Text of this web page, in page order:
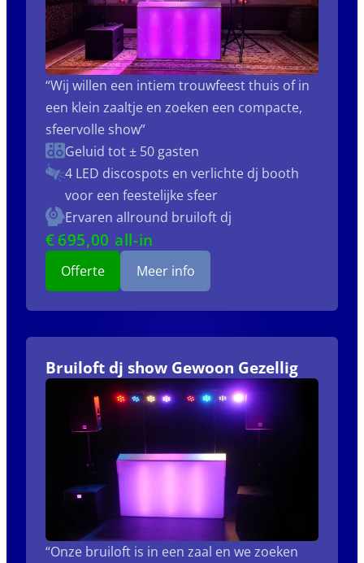
“Wij willen een intiem trouwfeest thuis of in
een klein zaaltje en zoeken een compacte,
sfeervolle show”
Geluid tot ± 50 gasten
4 LED discospots en verlichte dj booth
voor een feestelijke sfeer
Ervaren allround bruiloft dj
€ 695,00 all-in
Offerte Meer info
Bruiloft dj show Gewoon Gezellig
“Onze bruiloft is in een zaal en we zoeken